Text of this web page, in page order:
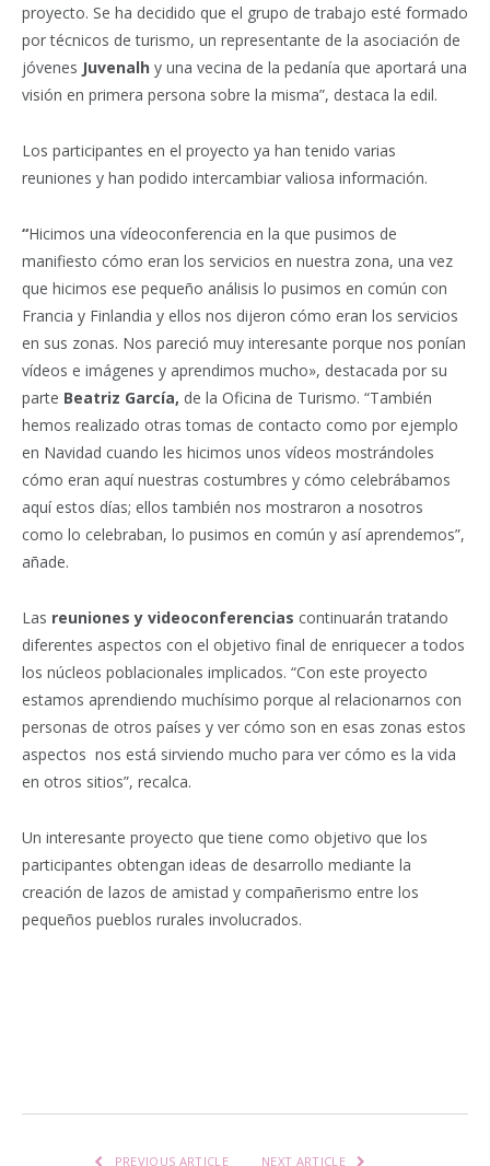
proyecto. Se ha decidido que el grupo de trabajo esté formado
por técnicos de turismo, un representante de la asociación de
jóvenes Juvenalh y una vecina de la pedanía que aportará una
visión en primera persona sobre la misma”, destaca la edil.
Los participantes en el proyecto ya han tenido varias
reuniones y han podido intercambiar valiosa información.
“Hicimos una vídeoconferencia en la que pusimos de
manifiesto cómo eran los servicios en nuestra zona, una vez
que hicimos ese pequeño análisis lo pusimos en común con
Francia y Finlandia y ellos nos dijeron cómo eran los servicios
en sus zonas. Nos pareció muy interesante porque nos ponían
vídeos e imágenes y aprendimos mucho», destacada por su
parte Beatriz García, de la Oficina de Turismo. “También
hemos realizado otras tomas de contacto como por ejemplo
en Navidad cuando les hicimos unos vídeos mostrándoles
cómo eran aquí nuestras costumbres y cómo celebrábamos
aquí estos días; ellos también nos mostraron a nosotros
como lo celebraban, lo pusimos en común y así aprendemos”,
añade.
Las reuniones y videoconferencias continuarán tratando
diferentes aspectos con el objetivo final de enriquecer a todos
los núcleos poblacionales implicados. “Con este proyecto
estamos aprendiendo muchísimo porque al relacionarnos con
personas de otros países y ver cómo son en esas zonas estos
aspectos nos está sirviendo mucho para ver cómo es la vida
en otros sitios”, recalca.
Un interesante proyecto que tiene como objetivo que los
participantes obtengan ideas de desarrollo mediante la
creación de lazos de amistad y compañerismo entre los
pequeños pueblos rurales involucrados.
PREVIOUS ARTICLE NEXT ARTICLE